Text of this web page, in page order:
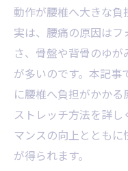
動作が腰椎へ大きな負
実は、腰痛の原因は
さ、骨盤や背骨のゆ
が多いのです。本記
に腰椎へ負担がかか
ストレッチ方法を詳
マンスの向上ととも
が得られます。